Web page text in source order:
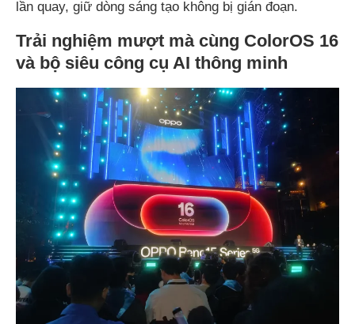
lần quay, giữ dòng sáng tạo không bị gián đoạn.
Trải nghiệm mượt mà cùng ColorOS 16
và bộ siêu công cụ AI thông minh